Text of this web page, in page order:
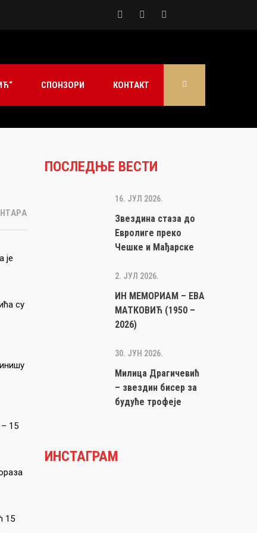
СПОНЗОРИ КОНТАКТ
је
су
15
15
ПОСЛЕДЊЕ ВЕСТИ
16. ЈУЛ 2026.
Звездина стаза до
Евролиге преко
Чешке и Мађарске
2. ЈУЛ 2026.
ИН МЕМОРИАМ – ЕВА
МАТКОВИЋ (1950 –
2026)
30. ЈУН 2026.
Милица Драгичевић
– звездин бисер за
будуће трофеје
ИНСТАГРАМ